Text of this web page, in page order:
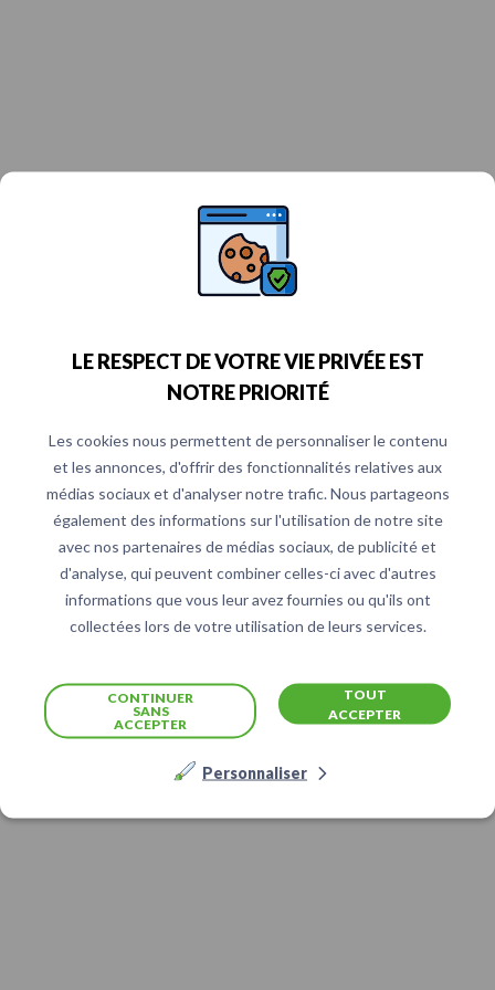
LE RESPECT DE VOTRE VIE PRIVÉE EST
NOTRE PRIORITÉ
Les cookies nous permettent de personnaliser le contenu
et les annonces, d'offrir des fonctionnalités relatives aux
médias sociaux et d'analyser notre trafic. Nous partageons
également des informations sur l'utilisation de notre site
avec nos partenaires de médias sociaux, de publicité et
d'analyse, qui peuvent combiner celles-ci avec d'autres
informations que vous leur avez fournies ou qu'ils ont
collectées lors de votre utilisation de leurs services.
TOUT
ACCEPTER
CONTINUER
SANS
ACCEPTER
Personnaliser